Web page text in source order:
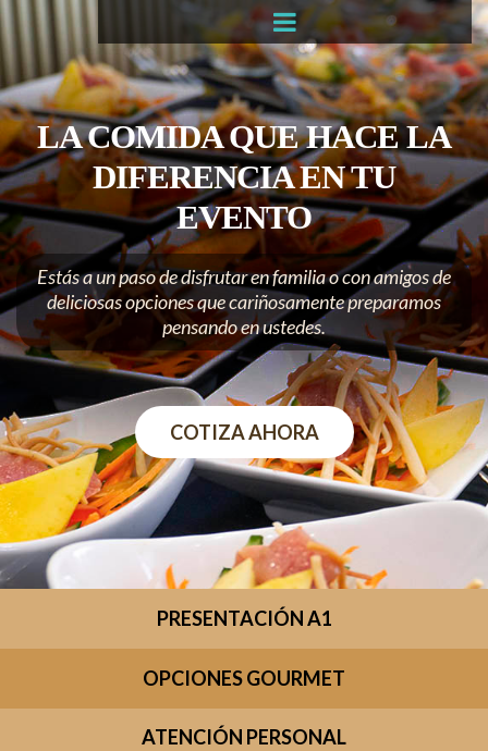
LA COMIDA QUE HACE LA
DIFERENCIA EN TU
EVENTO
Estás a un paso de disfrutar en familia o con amigos de
deliciosas opciones que cariñosamente preparamos
pensando en ustedes.
COTIZA AHORA
PRESENTACIÓN A1
OPCIONES GOURMET
ATENCIÓN PERSONAL